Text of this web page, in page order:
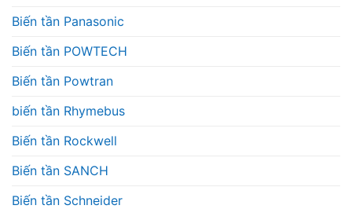
Biến tần Panasonic
Biến tần POWTECH
Biến tần Powtran
biến tần Rhymebus
Biến tần Rockwell
Biến tần SANCH
Biến tần Schneider